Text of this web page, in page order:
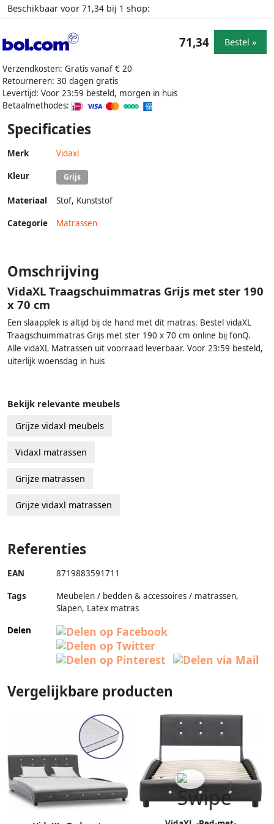
Beschikbaar voor 71,34 bij 1 shop:
Verzendkosten: Gratis vanaf € 20
Retourneren: 30 dagen gratis
Levertijd: Voor 23:59 besteld, morgen in huis
Betaalmethodes:
71,34 Bestel »
Specificaties
Merk Vidaxl
Kleur Grijs
Materiaal Stof, Kunststof
Categorie Matrassen
Omschrijving
VidaXL Traagschuimmatras Grijs met ster 190
x 70 cm
Een slaapplek is altijd bij de hand met dit matras. Bestel vidaXL
Traagschuimmatras Grijs met ster 190 x 70 cm online bij fonQ.
Alle vidaXL Matrassen uit voorraad leverbaar. Voor 23:59 besteld,
uiterlijk woensdag in huis
Bekijk relevante meubels
Grijze vidaxl meubels
Vidaxl matrassen
Grijze matrassen
Grijze vidaxl matrassen
Referenties
EAN 8719883591711
Tags
Meubelen / bedden & accessoires / matrassen,
Slapen, Latex matras
Delen
Vergelijkbare producten